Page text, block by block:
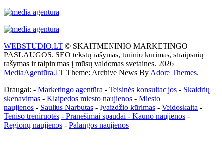
WEBSTUDIO.LT © SKAITMENINIO MARKETINGO
PASLAUGOS. SEO tekstų rašymas, turinio kūrimas, straipsnių
rašymas ir talpinimas į mūsų valdomas svetaines. 2026
MediaAgentūra.LT Theme: Archive News By Adore Themes.
Draugai: - Marketingo agentūra - Teisinės konsultacijos - Skaidrių
skenavimas - Klaipedos miesto naujienos - Miesto
naujienos - Saulius Narbutas - Įvaizdžio kūrimas - Veidoskaita -
Teniso treniruotės - Pranešimai spaudai - Kauno naujienos -
Regionų naujienos - Palangos naujienos